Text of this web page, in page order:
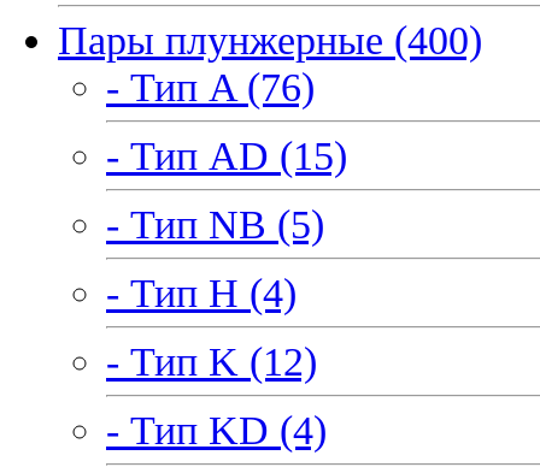
Пары плунжерные (400)
- Тип A (76)
- Тип AD (15)
- Тип NB (5)
- Тип H (4)
- Тип K (12)
- Тип KD (4)